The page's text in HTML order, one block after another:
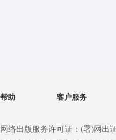
帮助 客户服务
网络出版服务许可证：(署)网出